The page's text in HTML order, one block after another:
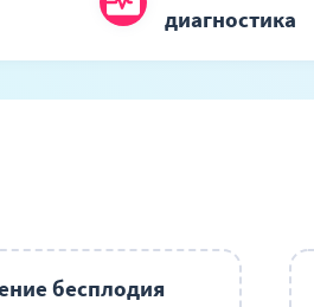
диагностика
бесплодия